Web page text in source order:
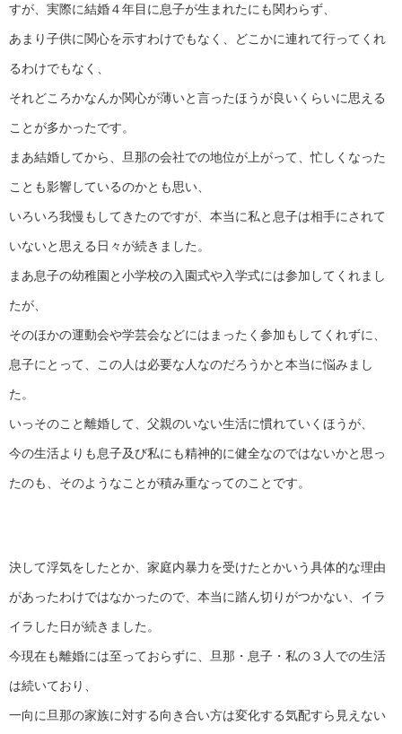
すが、実際に結婚４年目に息子が生まれたにも関わらず、
あまり子供に関心を示すわけでもなく、どこかに連れて行ってくれ
るわけでもなく、
それどころかなんか関心が薄いと言ったほうが良いくらいに思える
ことが多かったです。
まあ結婚してから、旦那の会社での地位が上がって、忙しくなった
ことも影響しているのかとも思い、
いろいろ我慢もしてきたのですが、本当に私と息子は相手にされて
いないと思える日々が続きました。
まあ息子の幼稚園と小学校の入園式や入学式には参加してくれまし
たが、
そのほかの運動会や学芸会などにはまったく参加もしてくれずに、
息子にとって、この人は必要な人なのだろうかと本当に悩みまし
た。
いっそのこと離婚して、父親のいない生活に慣れていくほうが、
今の生活よりも息子及び私にも精神的に健全なのではないかと思っ
たのも、そのようなことが積み重なってのことです。
決して浮気をしたとか、家庭内暴力を受けたとかいう具体的な理由
があったわけではなかったので、本当に踏ん切りがつかない、イラ
イラした日が続きました。
今現在も離婚には至っておらずに、旦那・息子・私の３人での生活
は続いており、
一向に旦那の家族に対する向き合い方は変化する気配すら見えない